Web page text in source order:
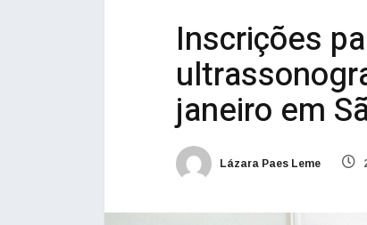
Inscrições
janeiro em
Lázara Paes Leme